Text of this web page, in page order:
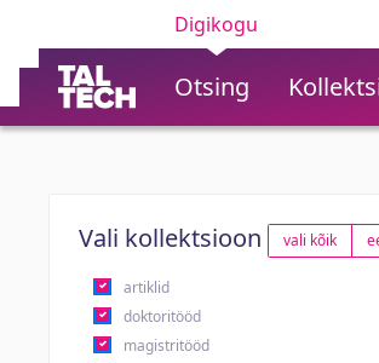
Digikogu
Otsing
Vali kollektsioon vali kõik
artiklid
doktoritööd
magistritööd